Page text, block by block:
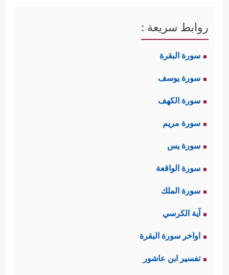
روابط سريعة :
سورة البقرة
سورة يوسف
سورة الكهف
سورة مريم
سورة يس
سورة الواقعة
سورة الملك
آية الكرسي
اواخر سورة البقرة
تفسير ابن عاشور